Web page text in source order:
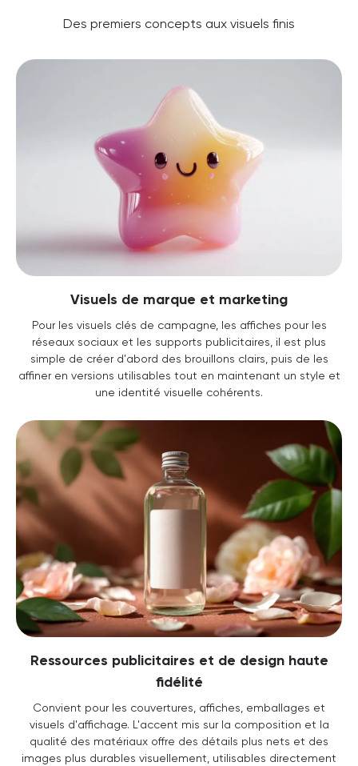
Des premiers concepts aux visuels finis
Visuels de marque et marketing
Pour les visuels clés de campagne, les affiches pour les
réseaux sociaux et les supports publicitaires, il est plus
simple de créer d'abord des brouillons clairs, puis de les
affiner en versions utilisables tout en maintenant un style et
une identité visuelle cohérents.
Ressources publicitaires et de design haute
fidélité
Convient pour les couvertures, affiches, emballages et
visuels d'affichage. L'accent mis sur la composition et la
qualité des matériaux offre des détails plus nets et des
images plus durables visuellement, utilisables directement